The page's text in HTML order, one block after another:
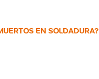
EN SOLDADURA?